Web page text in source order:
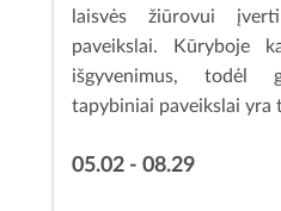
laisvės žiūrovui
paveikslai. Kūryboje
išgyvenimus, todėl
tapybiniai paveikslai yra
05.02 - 08.29